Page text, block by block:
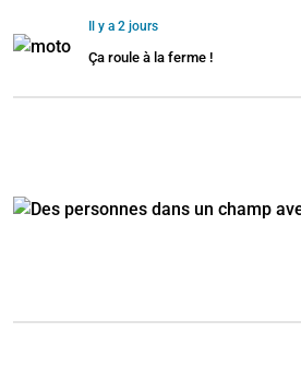
Il y a 2 jours
Ça roule à la ferme !